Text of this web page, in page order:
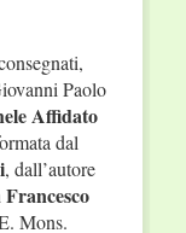
Paolo
Affidato
dal
, dall’autore
Mons.